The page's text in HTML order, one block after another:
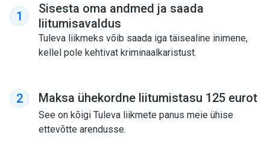
1
Sisesta oma andmed ja saada
liitumisavaldus
Tuleva liikmeks võib saada iga täisealine inimene,
kellel pole kehtivat kriminaalkaristust.
2 Maksa ühekordne liitumistasu 125 eurot
See on kõigi Tuleva liikmete panus meie ühise
ettevõtte arendusse.